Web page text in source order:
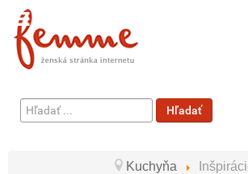
Hľadať
...
Hľadať
Kuchyňa